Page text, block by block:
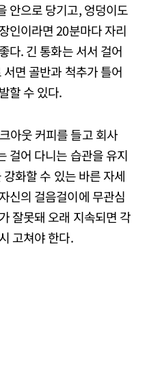
안으로 당기고, 엉덩이도
인이라면 20분마다 자리
다. 긴 통화는 서서 걸어
면 골반과 척추가 틀어
할 수 있다.
아웃 커피를 들고 회사
걸어 다니는 습관을 유지
화할 수 있는 바른 자세
신의 걸음걸이에 무관심
잘못돼 오래 지속되면 각
고쳐야 한다.